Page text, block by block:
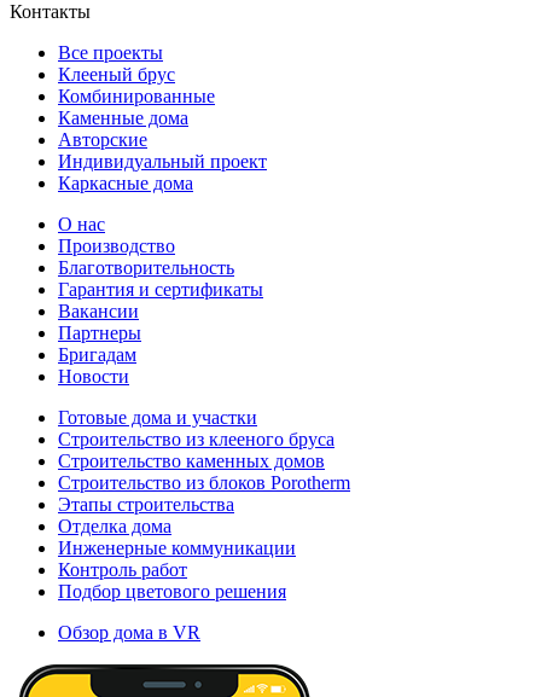
Контакты
Все проекты
Клееный брус
Комбинированные
Каменные дома
Авторские
Индивидуальный проект
Каркасные дома
О нас
Производство
Благотворительность
Гарантия и сертификаты
Вакансии
Партнеры
Бригадам
Новости
Готовые дома и участки
Строительство из клееного бруса
Строительство каменных домов
Строительство из блоков Porotherm
Этапы строительства
Отделка дома
Инженерные коммуникации
Контроль работ
Подбор цветового решения
Обзор дома в VR